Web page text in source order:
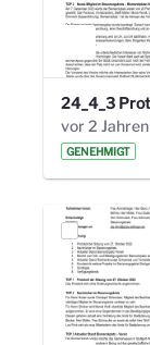
GENEHMIGT